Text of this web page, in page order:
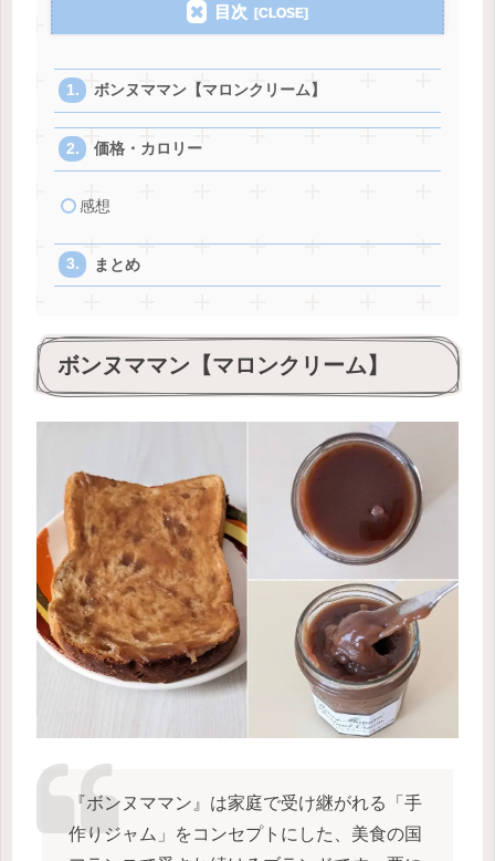
目次
ボンヌママン【マロンクリーム】
価格・カロリー
感想
まとめ
ボンヌママン【マロンクリーム】
『ボンヌママン』は家庭で受け継がれる「手
作りジャム」をコンセプトにした、美食の国